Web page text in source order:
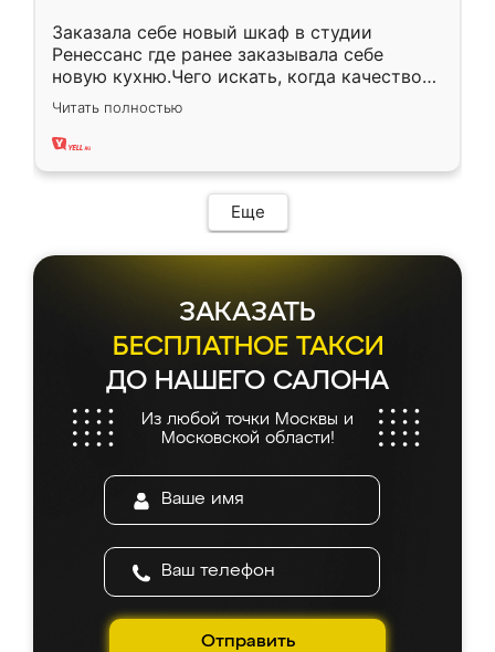
Заказала себе новый шкаф в студии
Ренессанс где ранее заказывала себе
новую кухню.Чего искать, когда качеством
вполне довольна. Служит кухня уже почти
два года, нареканий нет.
Читать полностью
Еще
ЗАКАЗАТЬ
БЕСПЛАТНОЕ ТАКСИ
ДО НАШЕГО САЛОНА
Из любой точки Москвы и
Московской области!
Отправить